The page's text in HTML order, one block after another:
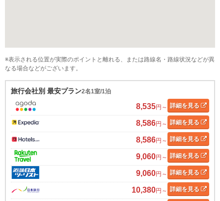
※表示される位置が実際のポイントと離れる、または路線名・路線状況などが異
なる場合などがございます。
旅行会社別 最安プラン2名1室/1泊
8,535円～ 詳細を見る
8,586円～ 詳細を見る
8,586円～ 詳細を見る
9,060円～ 詳細を見る
9,060円～ 詳細を見る
10,380円～ 詳細を見る